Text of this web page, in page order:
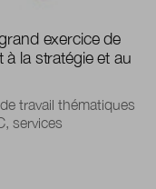
exercice de
la stratégie et au
travail thématiques
services